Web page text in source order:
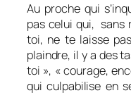
Au proche qui
pas celui qui, sans
toi, ne te laisse
plaindre, il y a des
toi », « courage,
qui culpabilise en